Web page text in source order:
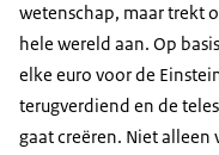
wetenschap, maar trekt
hele wereld aan. Op
elke euro voor de
terugverdiend en de
gaat creëren. Niet